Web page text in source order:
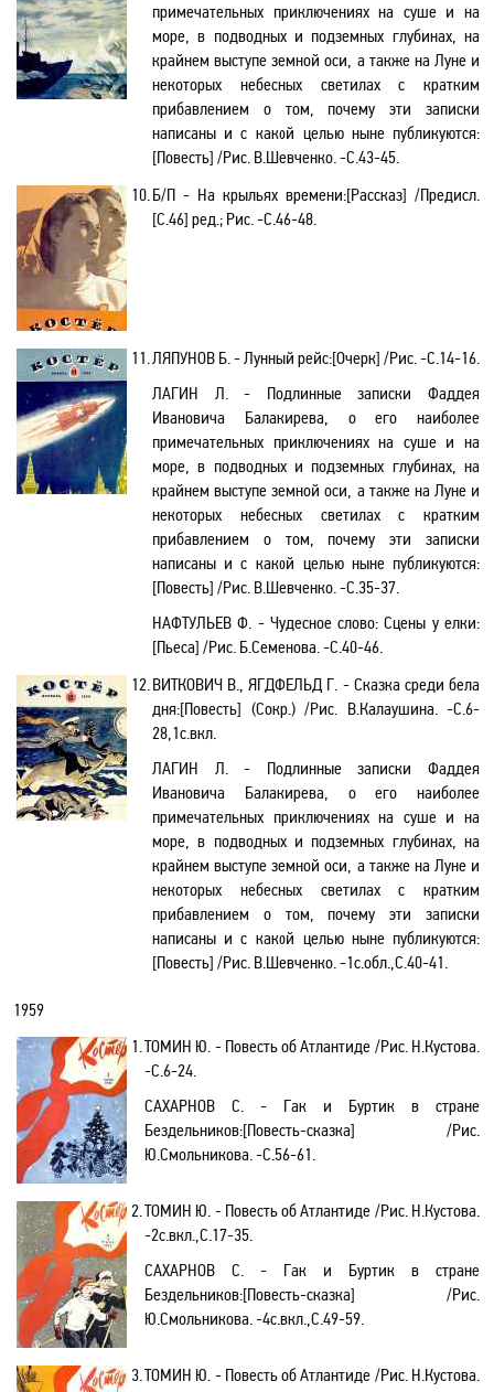
примечательных приключениях на суше и на
море, в подводных и подземных глубинах, на
крайнем выступе земной оси, а также на Луне и
некоторых небесных светилах с кратким
прибавлением о том, почему эти записки
написаны и с какой целью ныне публикуются:
[Повесть] /Рис. В.Шевченко. -C.43-45.
10.Б/П - На крыльях времени:[Рассказ] /Предисл.
[С.46] ред.; Рис.-С.46-48.
11.ЛЯПУНОВ Б. - Лунный рейс:[Очерк] /Рис. -C.14-16.
ЛАГИН Л. - Подлинные записки Фаддея
Ивановича Балакирева, о его наиболее
примечательных приключениях на суше и на
море, в подводных и подземных глубинах, на
крайнем выступе земной оси, а также на Луне и
некоторых небесных светилах с кратким
прибавлением о том, почему эти записки
написаны и с какой целью ныне публикуются:
[Повесть] /Рис. В.Шевченко. -C.35-37.
НАФТУЛЬЕВ Ф. - Чудесное слово: Сцены у елки:
[Пьеса] /Рис. Б.Семенова. -С.40-46.
12.ВИТКОВИЧ В.,ЯГДФЕЛЬД Г. - Сказка среди бела
дня:[Повесть] (Сокр.)/Рис. В.Калаушина. -С.6-
28,1с.вкл.
ЛАГИН Л. - Подлинные записки Фаддея
Ивановича Балакирева, о его наиболее
примечательных приключениях на суше и на
море, в подводных и подземных глубинах, на
крайнем выступе земной оси, а также на Луне и
некоторых небесных светилах с кратким
прибавлением о том, почему эти записки
написаны и с какой целью ныне публикуются:
[Повесть] /Рис. В.Шевченко. -1с.обл.,C.40-41.
1959
1.ТОМИН Ю. - Повесть об Атлантиде /Рис. Н.Кустова.
-С.6-24.
САХАРНОВ С. - Гак и Буртик в стране
Бездельников:[Повесть-сказка] /Рис.
Ю.Смольникова. -C.56-61.
2.ТОМИН Ю. - Повесть об Атлантиде /Рис. Н.Кустова.
-2с.вкл.,С.17-35.
САХАРНОВ С. - Гак и Буртик в стране
Бездельников:[Повесть-сказка] /Рис.
Ю.Смольникова. -4с.вкл.,C.49-59.
3.ТОМИН Ю. - Повесть об Атлантиде /Рис. Н.Кустова.